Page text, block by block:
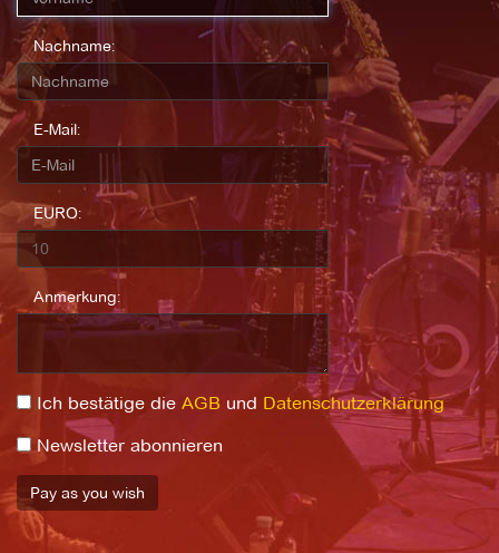
Nachname:
E-Mail:
EURO:
Anmerkung:
Ich bestätige die AGB und Datenschutzerklärung
Newsletter abonnieren
Pay as you wish